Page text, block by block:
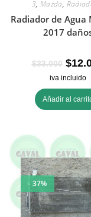
3, Mazda,
Radiador de Agua
2017
$33.000 $
iva incluido
Añadir al
- 37%